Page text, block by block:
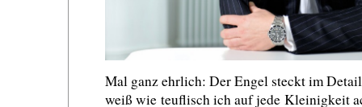
Mal ganz ehrlich: Der Engel steckt im
weiß wie teuflisch ich auf jede Kleinigkeit